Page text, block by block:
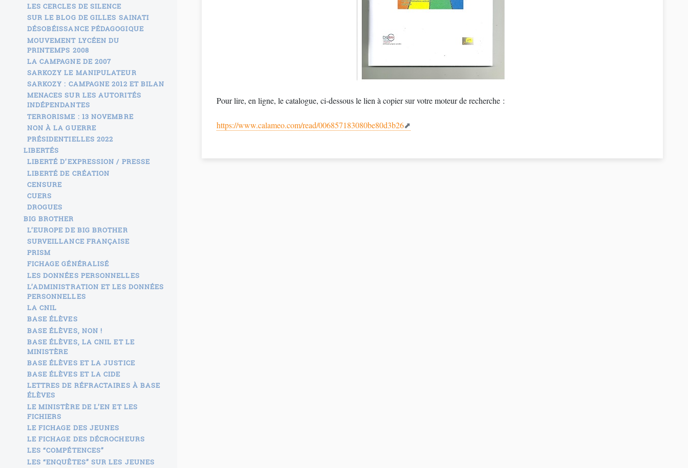
Pour lire, en ligne, le catalogue, ci-dessous le lien à copier sur votre moteur de recherche :
https://www.calameo.com/read/006857183080be80d3b26
LES CERCLES DE SILENCE
SUR LE BLOG DE GILLES SAINATI
DÉSOBÉISSANCE PÉDAGOGIQUE
MOUVEMENT LYCÉEN DU
PRINTEMPS 2008
LA CAMPAGNE DE 2007
SARKOZY LE MANIPULATEUR
SARKOZY : CAMPAGNE 2012 ET BILAN
MENACES SUR LES AUTORITÉS
INDÉPENDANTES
TERRORISME : 13 NOVEMBRE
NON À LA GUERRE
PRÉSIDENTIELLES 2022
LIBERTÉS
LIBERTÉ D’EXPRESSION / PRESSE
LIBERTÉ DE CRÉATION
CENSURE
CUERS
DROGUES
BIG BROTHER
L’EUROPE DE BIG BROTHER
SURVEILLANCE FRANÇAISE
PRISM
FICHAGE GÉNÉRALISÉ
LES DONNÉES PERSONNELLES
L’ADMINISTRATION ET LES DONNÉES
PERSONNELLES
LA CNIL
BASE ÉLÈVES
BASE ÉLÈVES, NON !
BASE ÉLÈVES, LA CNIL ET LE
MINISTÈRE
BASE ÉLÈVES ET LA JUSTICE
BASE ÉLÈVES ET LA CIDE
LETTRES DE RÉFRACTAIRES À BASE
ÉLÈVES
LE MINISTÈRE DE L’EN ET LES
FICHIERS
LE FICHAGE DES JEUNES
LE FICHAGE DES DÉCROCHEURS
LES “COMPÉTENCES”
LES “ENQUÊTES” SUR LES JEUNES